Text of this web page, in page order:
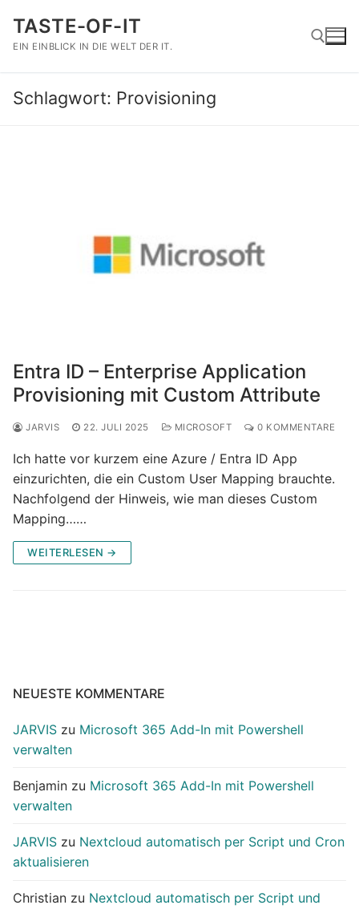
Inhalt
springen
TASTE-OF-IT
EIN EINBLICK IN DIE WELT DER IT.
Suchen nach:
Schlagwort: Provisioning
Entra ID – Enterprise Application
Provisioning mit Custom Attribute
JARVIS 22. JULI 2025 MICROSOFT 0 KOMMENTARE
Ich hatte vor kurzem eine Azure / Entra ID App
einzurichten, die ein Custom User Mapping brauchte.
Nachfolgend der Hinweis, wie man dieses Custom
Mapping……
WEITERLESEN →
NEUESTE KOMMENTARE
JARVIS zu Microsoft 365 Add-In mit Powershell
verwalten
Benjamin zu Microsoft 365 Add-In mit Powershell
verwalten
JARVIS zu Nextcloud automatisch per Script und Cron
aktualisieren
Christian zu Nextcloud automatisch per Script und